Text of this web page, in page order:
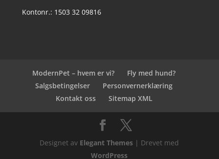
Kontonr.: 1503 32 09816
ModernPet – hvem er vi?
Fly med hund?
Salgsbetingelser
Personvernerklæring
Kontakt oss
Sitemap XML
Designet av Elegant Themes | Drevet med
WordPress